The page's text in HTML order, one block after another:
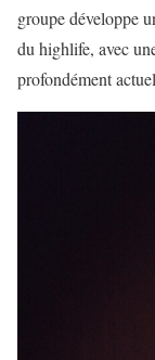
groupe développe
du highlife, avec
profondément